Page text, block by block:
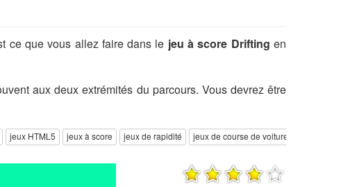
ce que vous allez faire dans le jeu à score Drifting en
aux deux extrémités du parcours. Vous devrez être
jeux HTML5 jeux à score jeux de rapidité jeux de course de voiture